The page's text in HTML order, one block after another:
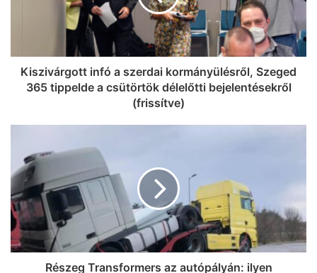
Kiszivárgott infó a szerdai kormányülésről, Szeged
365 tippelde a csütörtök délelőtti bejelentésekről
(frissítve)
Részeg Transformers az autópályán: ilyen